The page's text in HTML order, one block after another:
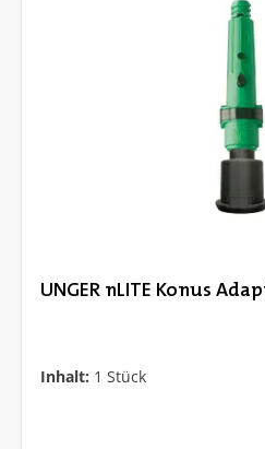
UNGER nLITE Konus
Inhalt: 1 Stück